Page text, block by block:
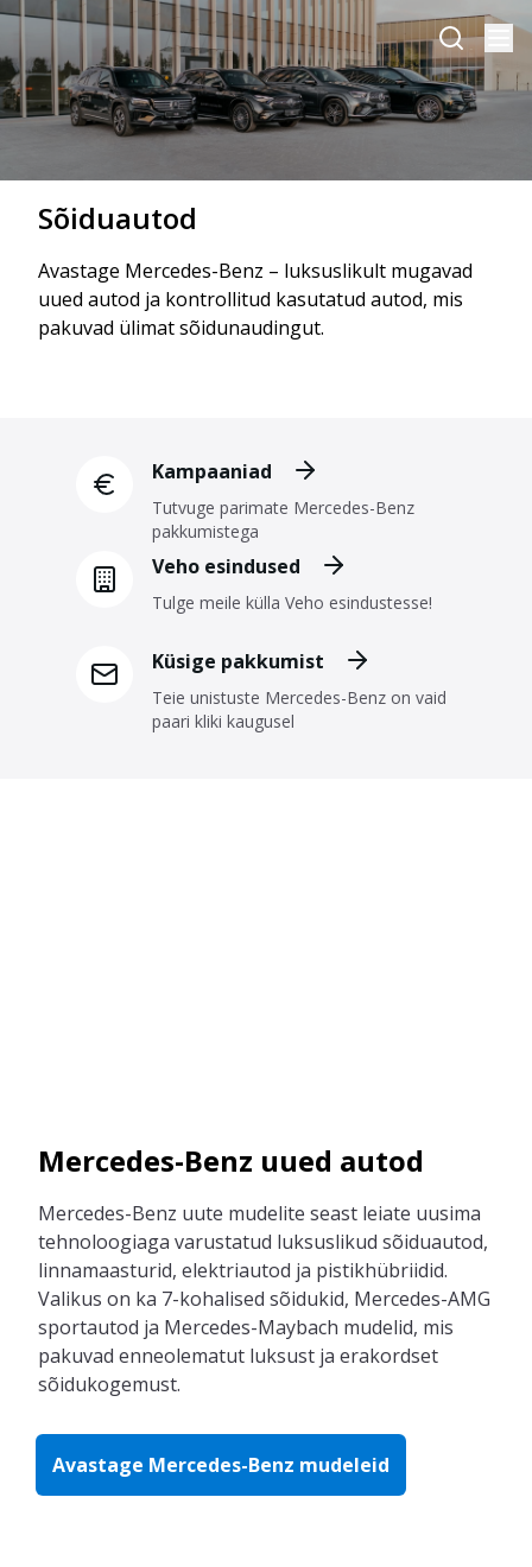
Sõiduautod
Avastage Mercedes-Benz – luksuslikult mugavad
uued autod ja kontrollitud kasutatud autod, mis
pakuvad ülimat sõidunaudingut.
Kampaaniad
Tutvuge parimate Mercedes-Benz
pakkumistega
Veho esindused
Tulge meile külla Veho esindustesse!
Küsige pakkumist
Teie unistuste Mercedes-Benz on vaid
paari kliki kaugusel
Mercedes-Benz uued autod
Mercedes-Benz uute mudelite seast leiate uusima
tehnoloogiaga varustatud luksuslikud sõiduautod,
linnamaasturid, elektriautod ja pistikhübriidid.
Valikus on ka 7-kohalised sõidukid, Mercedes-AMG
sportautod ja Mercedes-Maybach mudelid, mis
pakuvad enneolematut luksust ja erakordset
sõidukogemust.
Avastage Mercedes-Benz mudeleid